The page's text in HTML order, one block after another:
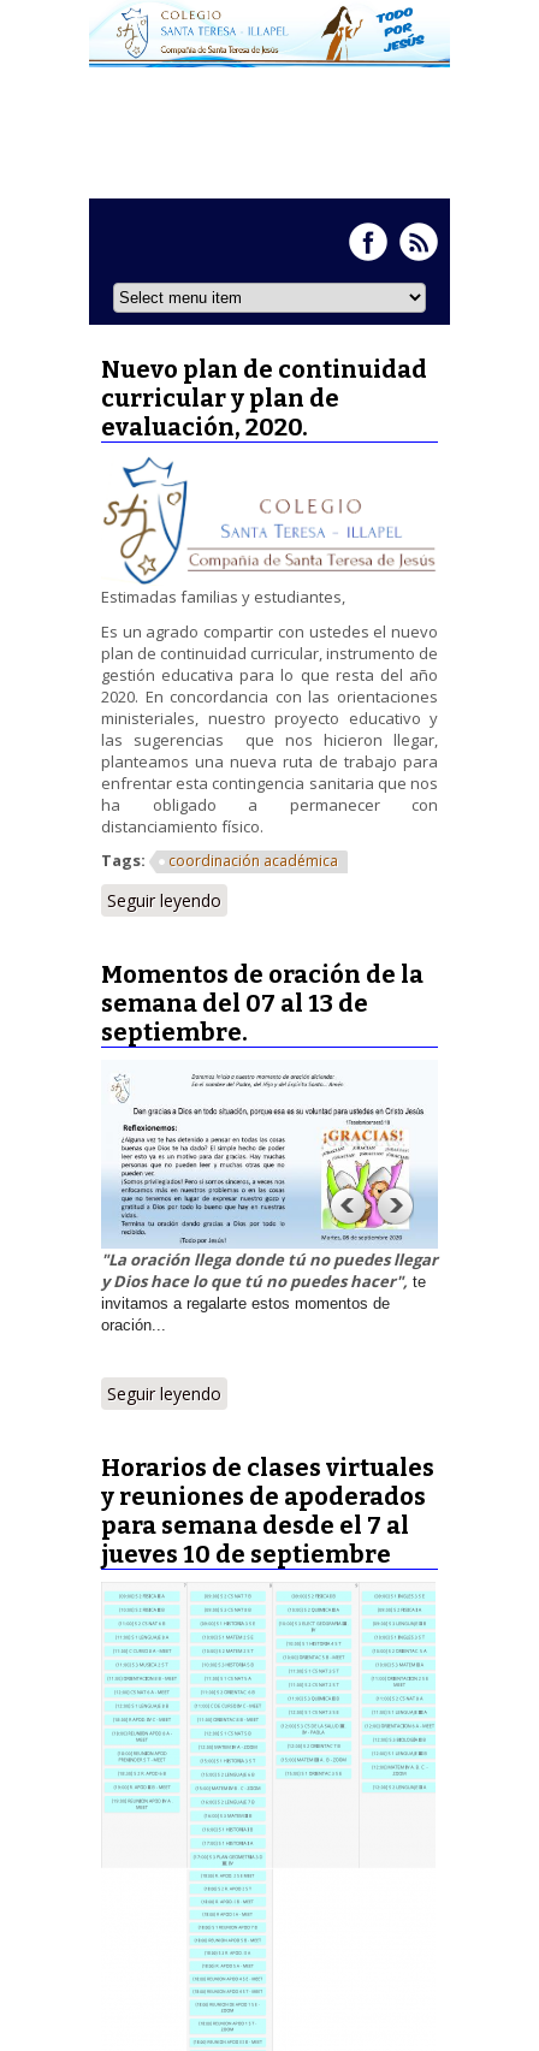
Nuevo plan de continuidad
curricular y plan de
evaluación, 2020.
Estimadas familias y estudiantes,
Es un agrado compartir con ustedes el nuevo
plan de continuidad curricular, instrumento de
gestión educativa para lo que resta del año
2020. En concordancia con las orientaciones
ministeriales, nuestro proyecto educativo y
las sugerencias que nos hicieron llegar,
planteamos una nueva ruta de trabajo para
enfrentar esta contingencia sanitaria que nos
ha obligado a permanecer con
distanciamiento físico.
Tags:
coordinación académica
Seguir leyendo
Momentos de oración de la
semana del 07 al 13 de
septiembre.
"La oración llega donde tú no puedes llegar
y Dios hace lo que tú no puedes hacer", te
invitamos a regalarte estos momentos de
oración...
Seguir leyendo
Horarios de clases virtuales
y reuniones de apoderados
para semana desde el 7 al
jueves 10 de septiembre